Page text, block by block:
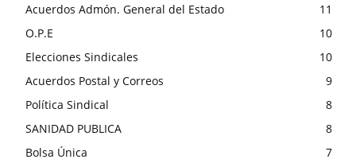
Acuerdos Admón. General del Estado
11
O.P.E
10
Elecciones Sindicales
10
Acuerdos Postal y Correos
9
Política Sindical
8
SANIDAD PUBLICA
8
Bolsa Única
7